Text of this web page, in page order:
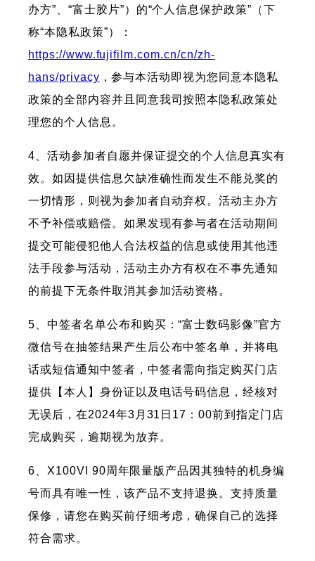
办方”、“富士胶片”）的“个人信息保护政策”（下
称“本隐私政策”）：
https://www.fujifilm.com.cn/cn/zh-
hans/privacy ，参与本活动即视为您同意本隐私
政策的全部内容并且同意我司按照本隐私政策处
理您的个人信息。
4、活动参加者自愿并保证提交的个人信息真实有
效。如因提供信息欠缺准确性而发生不能兑奖的
一切情形，则视为参加者自动弃权。活动主办方
不予补偿或赔偿。如果发现有参与者在活动期间
提交可能侵犯他人合法权益的信息或使用其他违
法手段参与活动，活动主办方有权在不事先通知
的前提下无条件取消其参加活动资格。
5、中签者名单公布和购买：“富士数码影像”官方
微信号在抽签结果产生后公布中签名单，并将电
话或短信通知中签者，中签者需向指定购买门店
提供【本人】身份证以及电话号码信息，经核对
无误后，在2024年3月31日17：00前到指定门店
完成购买，逾期视为放弃。
6、X100VI 90周年限量版产品因其独特的机身编
号而具有唯一性，该产品不支持退换。支持质量
保修，请您在购买前仔细考虑，确保自己的选择
符合需求。